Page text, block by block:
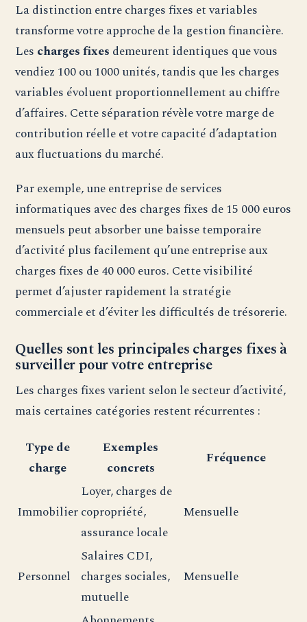
La distinction entre charges fixes et variables
transforme votre approche de la gestion financière.
Les charges fixes demeurent identiques que vous
vendiez 100 ou 1000 unités, tandis que les charges
variables évoluent proportionnellement au chiffre
d’affaires. Cette séparation révèle votre marge de
contribution réelle et votre capacité d’adaptation
aux fluctuations du marché.
Par exemple, une entreprise de services
informatiques avec des charges fixes de 15 000 euros
mensuels peut absorber une baisse temporaire
d’activité plus facilement qu’une entreprise aux
charges fixes de 40 000 euros. Cette visibilité
permet d’ajuster rapidement la stratégie
commerciale et d’éviter les difficultés de trésorerie.
Quelles sont les principales charges fixes à
surveiller pour votre entreprise
Les charges fixes varient selon le secteur d’activité,
mais certaines catégories restent récurrentes :
Type de
charge
Exemples
concrets
Fréquence
Immobilier
Loyer, charges de
copropriété,
assurance locale
Mensuelle
Personnel
Salaires CDI,
charges sociales,
mutuelle
Mensuelle